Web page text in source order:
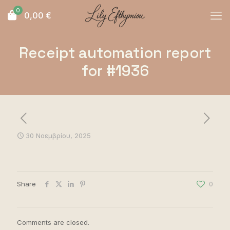
0 0,00 €
Receipt automation report
for #1936
30 Νοεμβρίου, 2025
Share 0
Comments are closed.